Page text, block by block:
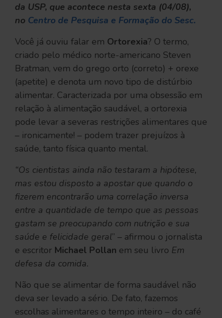
da USP, que acontece nesta sexta (04/08),
no Centro de Pesquisa e Formação do Sesc.
Você já ouviu falar em Ortorexia? O termo,
criado pelo médico norte-americano Steven
Bratman, vem do grego orto (correto) + orexe
(apetite) e denota um novo tipo de distúrbio
alimentar. Caracterizada por uma obsessão em
relação à alimentação saudável, a ortorexia
pode levar a severas restrições alimentares que
– ironicamente! – podem trazer prejuízos à
saúde, tanto física quanto mental.
“Os cientistas ainda não testaram a hipótese,
mas estou disposto a apostar que quando o
fizerem encontrarão uma correlação inversa
entre a quantidade de tempo que as pessoas
gastam se preocupando com nutrição e sua
saúde e felicidade geral” – afirmou o jornalista
e escritor Michael Pollan em seu livro Em
defesa da comida.
Não que se alimentar de forma saudável não
deva ser levado a sério. De fato, fazemos
escolhas alimentares o tempo inteiro – do café